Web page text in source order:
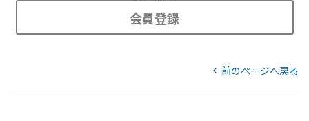
会員登録
前のページへ戻る